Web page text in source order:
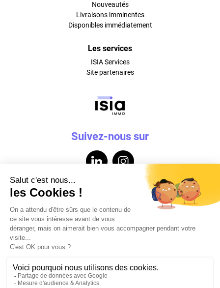
Nouveautés
Livraisons imminentes
Disponibles immédiatement
Les services
ISIA Services
Site partenaires
Suivez-nous sur
Powered by Elixir